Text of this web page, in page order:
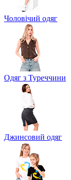
Чоловічий одяг
Одяг з Туреччини
Джинсовий одяг